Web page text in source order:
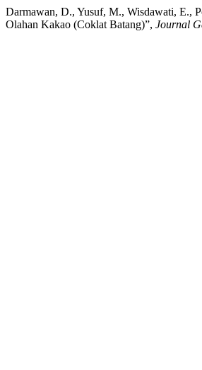
Darmawan, D., Yusuf, M., Wisdawati, E.,
Olahan Kakao (Coklat Batang)”, Journal